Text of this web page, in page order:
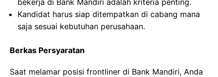
bekerja di Bank Mandiri adalah kriteria penting.
Kandidat harus siap ditempatkan di cabang mana
saja sesuai kebutuhan perusahaan.
Berkas Persyaratan
Saat melamar posisi frontliner di Bank Mandiri, Anda